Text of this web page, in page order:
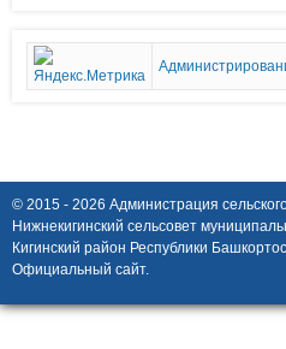
© 2015 - 2026 Администрация
Нижнекигинский сельсовет
Кигинский район Республики
Официальный сайт.